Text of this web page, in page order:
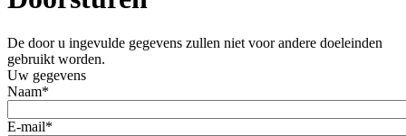
De door u ingevulde gegevens zullen niet voor andere doeleinden
gebruikt worden.
Uw gegevens
Naam*
E-mail*